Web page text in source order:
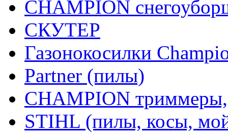
CHAMPION
СКУТЕР
Газонокосилки
Partner (пилы)
CHAMPION
STIHL (пилы, косы,